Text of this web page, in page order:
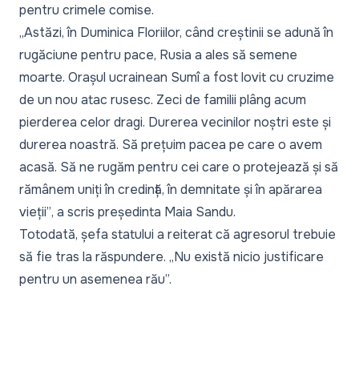
pentru crimele comise.
„Astăzi, în Duminica Floriilor, când creștinii se adună în
rugăciune pentru pace, Rusia a ales să semene
moarte. Orașul ucrainean Sumî a fost lovit cu cruzime
de un nou atac rusesc. Zeci de familii plâng acum
pierderea celor dragi. Durerea vecinilor noștri este și
durerea noastră. Să prețuim pacea pe care o avem
acasă. Să ne rugăm pentru cei care o protejează și să
rămânem uniți în credință, în demnitate și în apărarea
vieții”, a scris președinta Maia Sandu.
Totodată, șefa statului a reiterat că agresorul trebuie
să fie tras la răspundere. „Nu există nicio justificare
pentru un asemenea rău”.